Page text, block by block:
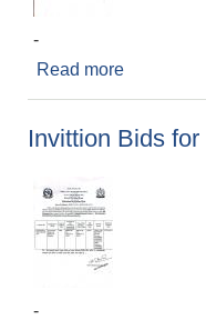
-
Read more
Invittion Bids
-